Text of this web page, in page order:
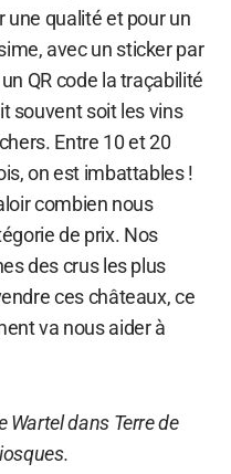
une qualité et pour un
avec un sticker par
QR code la traçabilité
souvent soit les vins
Entre 10 et 20
on est imbattables !
combien nous
de prix. Nos
des crus les plus
ces châteaux, ce
va nous aider à
Wartel dans Terre de